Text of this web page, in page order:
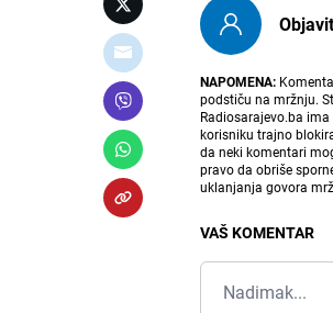
NAPOMENA:
podstiču na mržnju.
Radiosarajevo.ba
korisniku trajno
da neki komentari
pravo da obriše
uklanjanja govora
VAŠ KOMENTAR